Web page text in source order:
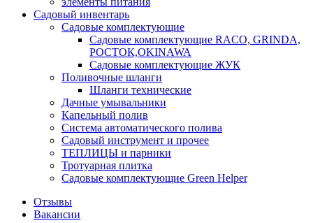
Садовый инвентарь
Садовые комплектующие
Садовые комплектующие RACO, GRINDA,
РОСТОК,OKINAWA
Садовые комплектующие ЖУК
Поливочные шланги
Шланги технические
Дачные умывальники
Капельный полив
Система автоматического полива
Садовый инструмент и прочее
ТЕПЛИЦЫ и парники
Тротуарная плитка
Садовые комплектующие Green Helper
Отзывы
Вакансии